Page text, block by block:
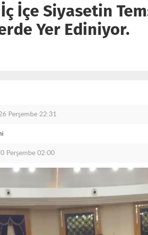
İçe Siyasetin
Yer Ediniyor.
Perşembe 22:31
Perşembe 02:00